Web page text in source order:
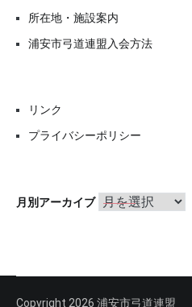
所在地・施設案内
浦安市弓道連盟入会方法
リンク
プライバシーポリシー
月別アーカイブ 月
ブ
Copyright 2026 浦安市弓道連盟